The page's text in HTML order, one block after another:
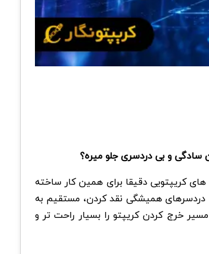
کریپتویی دقیقا برای همین کار ساخته
دردسرهای همیشگی نقد کردن، مستقیم به
خرج کردن کریپتو را بسیار راحت تر و